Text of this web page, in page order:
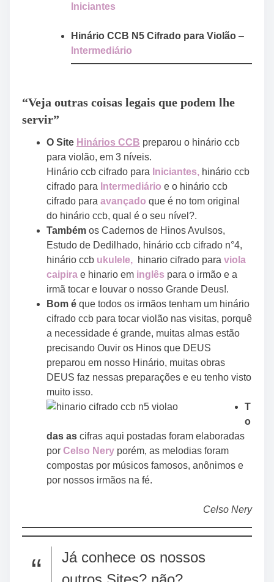
Iniciantes
Hinário CCB N5 Cifrado para Violão –
Intermediário
“Veja outras coisas legais que podem lhe
servir”
O Site Hinários CCB preparou o hinário ccb
para violão, em 3 níveis.
Hinário ccb cifrado para Iniciantes, hinário ccb
cifrado para Intermediário e o hinário ccb
cifrado para avançado que é no tom original
do hinário ccb, qual é o seu nível?.
Também os Cadernos de Hinos Avulsos,
Estudo de Dedilhado, hinário ccb cifrado n°4,
hinário ccb ukulele, hinario cifrado para viola
caipira e hinario em inglês para o irmão e a
irmã tocar e louvar o nosso Grande Deus!.
Bom é que todos os irmãos tenham um hinário
cifrado ccb para tocar violão nas visitas, porquê
a necessidade é grande, muitas almas estão
precisando Ouvir os Hinos que DEUS
preparou em nosso Hinário, muitas obras
DEUS faz nessas preparações e eu tenho visto
muito isso.
T
o
das as cifras aqui postadas foram elaboradas
por Celso Nery porém, as melodias foram
compostas por músicos famosos, anônimos e
por nossos irmãos na fé.
Celso Nery
Já conhece os nossos